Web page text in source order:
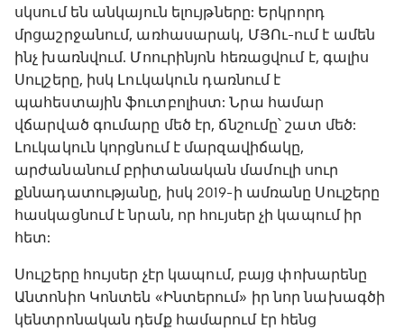
սկսում են անկայուն ելույթները: Երկրորդ
մրցաշրջանում, առհասարակ, ՄՅՈւ-ում է ամեն
ինչ խառնվում. Մոուրինյոն հեռացվում է, գալիս
Սուլշերը, իսկ Լուկակուն դառնում է
պահեստային ֆուտբոլիստ: Նրա համար
վճարված գումարը մեծ էր, ճնշումը՝ շատ մեծ:
Լուկակուն կորցնում է մարզավիճակը,
արժանանում բրիտանական մամուլի սուր
քննադատությանը, իսկ 2019-ի ամռանը Սուլշերը
հասկացնում է նրան, որ հույսեր չի կապում իր
հետ:
Սուլշերը հույսեր չէր կապում, բայց փոխարենը
Անտոնիո Կոնտեն «Ինտերում» իր նոր նախագծի
կենտրոնական դեմք համարում էր հենց